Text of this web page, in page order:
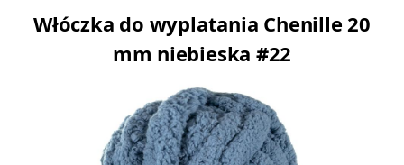
Włóczka do wyplatania Chenille 20
mm niebieska #22